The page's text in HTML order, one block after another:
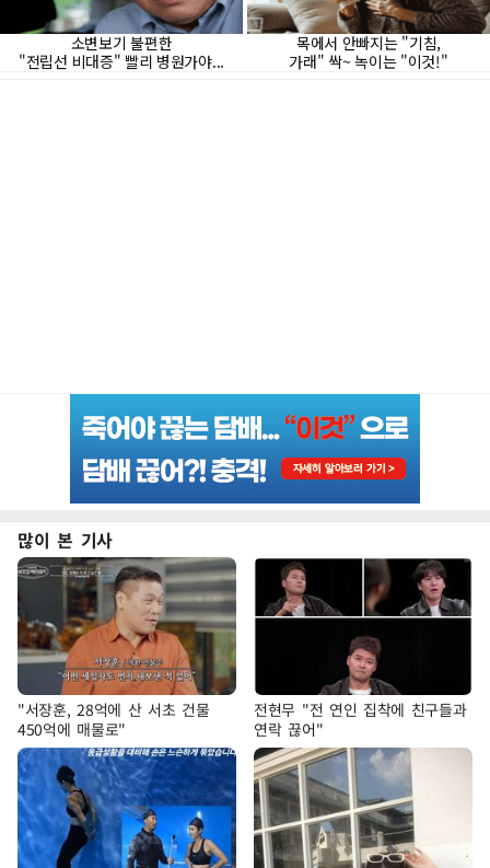
많이 본 기사
"서장훈, 28억에 산 서초 건물
450억에 매물로"
전현무 "전 연인 집착에 친구들과
연락 끊어"